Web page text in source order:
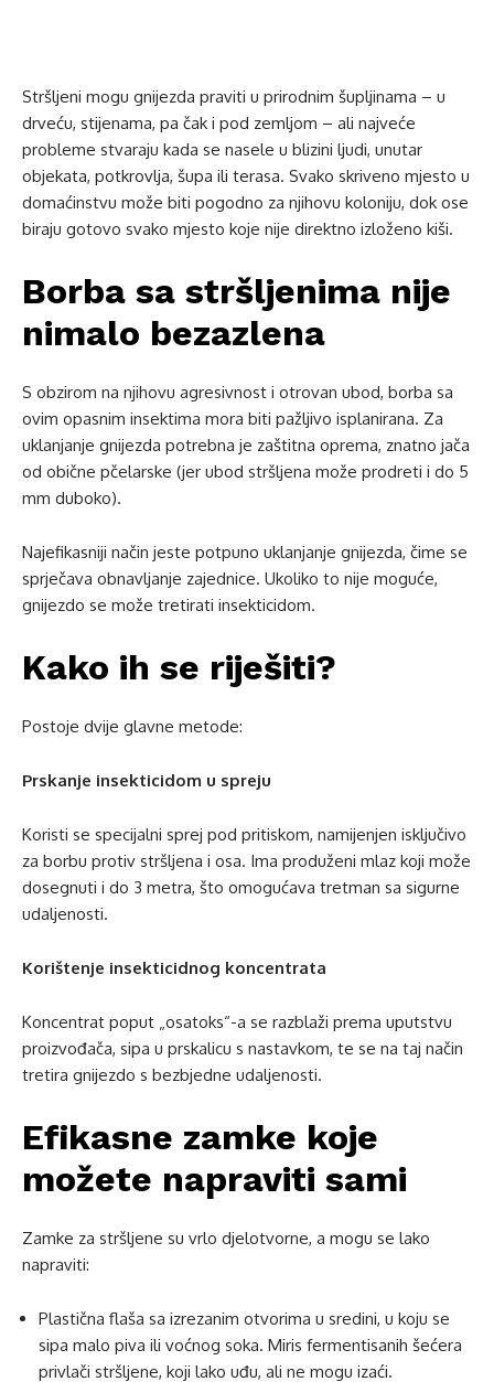
Stršljeni mogu gnijezda praviti u prirodnim šupljinama – u
drveću, stijenama, pa čak i pod zemljom – ali najveće
probleme stvaraju kada se nasele u blizini ljudi, unutar
objekata, potkrovlja, šupa ili terasa. Svako skriveno mjesto u
domaćinstvu može biti pogodno za njihovu koloniju, dok ose
biraju gotovo svako mjesto koje nije direktno izloženo kiši.
Borba sa stršljenima nije
nimalo bezazlena
S obzirom na njihovu agresivnost i otrovan ubod, borba sa
ovim opasnim insektima mora biti pažljivo isplanirana. Za
uklanjanje gnijezda potrebna je zaštitna oprema, znatno jača
od obične pčelarske (jer ubod stršljena može prodreti i do 5
mm duboko).
Najefikasniji način jeste potpuno uklanjanje gnijezda, čime se
sprječava obnavljanje zajednice. Ukoliko to nije moguće,
gnijezdo se može tretirati insekticidom.
Kako ih se riješiti?
Postoje dvije glavne metode:
Prskanje insekticidom u spreju
Koristi se specijalni sprej pod pritiskom, namijenjen isključivo
za borbu protiv stršljena i osa. Ima produženi mlaz koji može
dosegnuti i do 3 metra, što omogućava tretman sa sigurne
udaljenosti.
Korištenje insekticidnog koncentrata
Koncentrat poput „osatoks“-a se razblaži prema uputstvu
proizvođača, sipa u prskalicu s nastavkom, te se na taj način
tretira gnijezdo s bezbjedne udaljenosti.
Efikasne zamke koje
možete napraviti sami
Zamke za stršljene su vrlo djelotvorne, a mogu se lako
napraviti:
Plastična flaša sa izrezanim otvorima u sredini, u koju se
sipa malo piva ili voćnog soka. Miris fermentisanih šećera
privlači stršljene, koji lako uđu, ali ne mogu izaći.